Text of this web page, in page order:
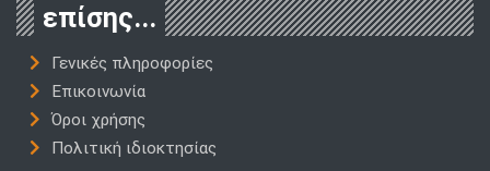
επίσης...
Γενικές πληροφορίες
Επικοινωνία
Όροι χρήσης
Πολιτική ιδιοκτησίας